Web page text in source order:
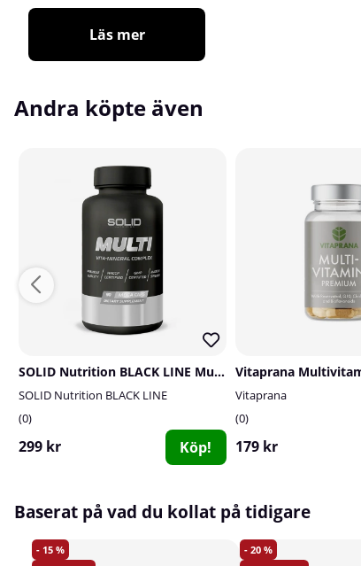
Läs mer
Andra köpte även
SOLID Nutrition BLACK LINE Multi, 90 mega caps
SOLID Nutrition BLACK LINE
0
299 kr Köp!
Vitaprana
0
179 kr
Baserat på vad du kollat på tidigare
15
20